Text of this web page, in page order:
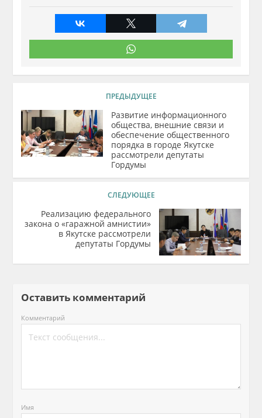
ПРЕДЫДУЩЕЕ
Развитие информационного
общества, внешние связи и
обеспечение общественного
порядка в городе Якутске
рассмотрели депутаты
Гордумы
СЛЕДУЮЩЕЕ
Реализацию федерального
закона о «гаражной амнистии»
в Якутске рассмотрели
депутаты Гордумы
Оставить комментарий
Комментарий
Имя